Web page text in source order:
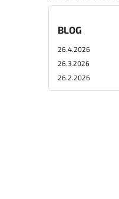
BLOG
26.4.2026
26.3.2026
26.2.2026